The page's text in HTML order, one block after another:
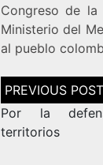
Congreso de
Ministerio del
al pueblo
Navegación
de
entradas
Por la
territorios